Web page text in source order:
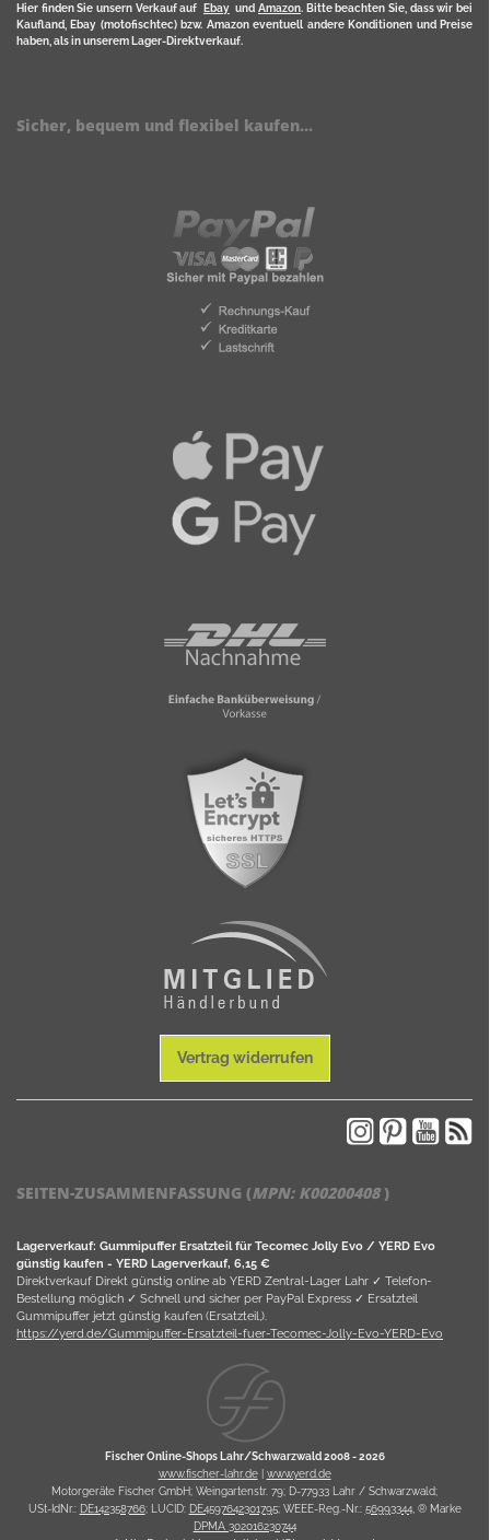
Hier finden Sie unsern Verkauf auf Ebayund Amazon. Bitte beachten Sie, dass wir bei
Kaufland, Ebay (motofischtec) bzw. Amazon eventuell andere Konditionen und Preise
haben, als in unserem Lager-Direktverkauf.
Sicher, bequem und flexibel kaufen...
Vertrag widerrufen
SEITEN-ZUSAMMENFASSUNG (MPN: K00200408)
Lagerverkauf: Gummipuffer Ersatzteil für Tecomec Jolly Evo / YERD Evo
günstig kaufen - YERD Lagerverkauf, 6,15 €
Direktverkauf Direkt günstig online ab YERD Zentral-Lager Lahr ✓ Telefon-
Bestellung möglich ✓ Schnell und sicher per PayPal Express ✓ Ersatzteil
Gummipuffer jetzt günstig kaufen (Ersatzteil,).
https://yerd.de/Gummipuffer-Ersatzteil-fuer-Tecomec-Jolly-Evo-YERD-Evo
Fischer Online-Shops Lahr/Schwarzwald 2008 -2026
www.fischer-lahr.de| www.yerd.de
Motorgeräte Fischer GmbH; Weingartenstr. 79; D-77933 Lahr / Schwarzwald;
USt-IdNr.: DE142358766; LUCID: DE4597642301795; WEEE-Reg.-Nr.: 56993344, ® Marke
DPMA 302016230744